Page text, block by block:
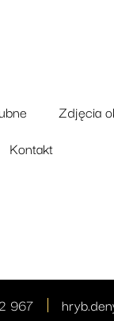
Zdjęcia
Kontakt
967